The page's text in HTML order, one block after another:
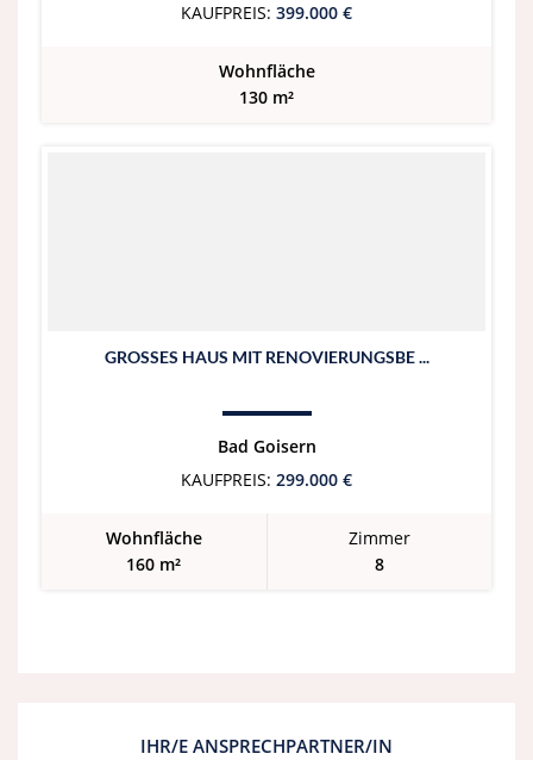
KAUFPREIS: 399.000 €
Wohnfläche
130 m²
GROSSES HAUS MIT RENOVIERUNGSBE ...
Bad Goisern
KAUFPREIS: 299.000 €
Wohnfläche
160 m²
Zimmer
8
IHR/E ANSPRECHPARTNER/IN